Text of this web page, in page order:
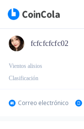
fcfcfcfcfc02
Vientos alisios
Clasificación
Correo electrónico